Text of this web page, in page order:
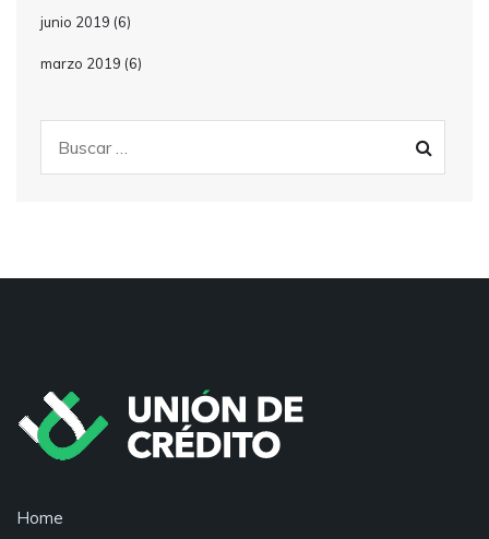
junio 2019 (6)
marzo 2019 (6)
Home